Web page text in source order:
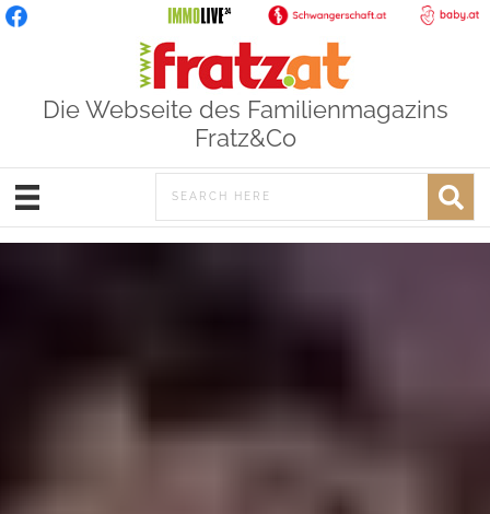
Die Webseite des Familienmagazins
Fratz&Co